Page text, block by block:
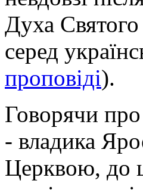
Духа
серед
проповіді).
Говорячи про
- владика
Церквою, до